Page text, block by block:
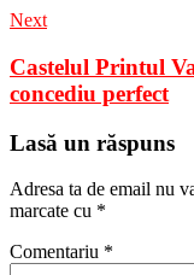
Next
Castelul Printul
concediu perfect
Lasă un răspuns
Adresa ta de email nu
marcate cu *
Comentariu *